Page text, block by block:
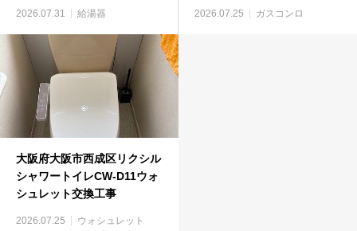
2026.07.31 給湯器 2026.07.25 ガスコンロ
大阪府大阪市西成区リクシル
シャワートイレCW-D11ウォ
シュレット交換工事
2026.07.25 ウォシュレット